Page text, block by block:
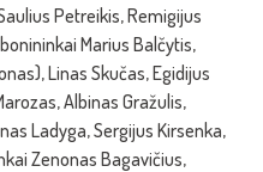
Petreikis, Remigijus
Marius Balčytis,
Linas Skučas, Egidijus
Albinas Gražulis,
Ladyga, Sergijus Kirsenka,
Zenonas Bagavičius,